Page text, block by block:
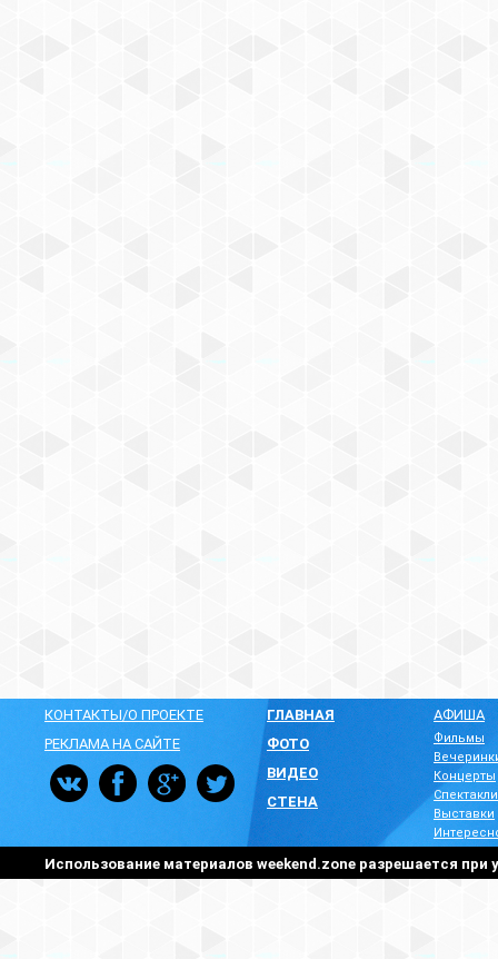
КОНТАКТЫ/О ПРОЕКТЕ
РЕКЛАМА НА САЙТЕ
ГЛАВНАЯ
ФОТО
ВИДЕО
СТЕНА
АФИША
Фильмы
Концерты
Спектакли
Выставки
Использование материалов weekend.zone разрешается